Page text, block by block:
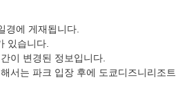
경에 게재됩니다.
있습니다.
이 변경된 정보입니다.
서는 파크 입장 후에 도쿄디즈니리조